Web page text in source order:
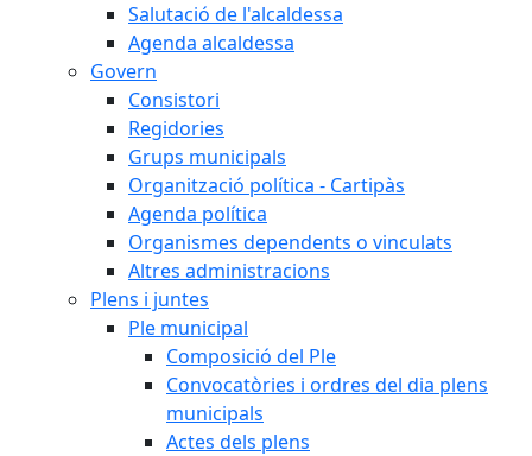
Salutació de l'alcaldessa
Agenda alcaldessa
Govern
Consistori
Regidories
Grups municipals
Organització política - Cartipàs
Agenda política
Organismes dependents o vinculats
Altres administracions
Plens i juntes
Ple municipal
Composició del Ple
Convocatòries i ordres del dia plens
municipals
Actes dels plens